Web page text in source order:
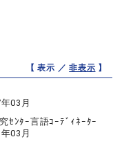
【 表示 ／非表示 】
03月
ｾﾝﾀｰ言語ｺｰﾃﾞｨﾈｰﾀｰ
03月